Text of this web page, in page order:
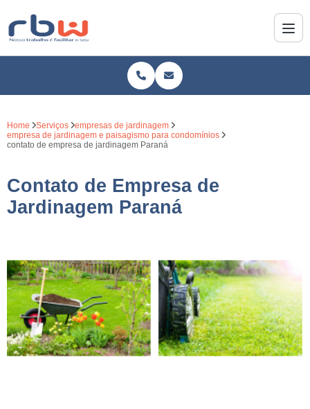
Home Serviços
empresas de jardinagem
empresa de jardinagem e paisagismo para condomínios
contato de empresa de jardinagem Paraná
Contato de Empresa de
Jardinagem Paraná